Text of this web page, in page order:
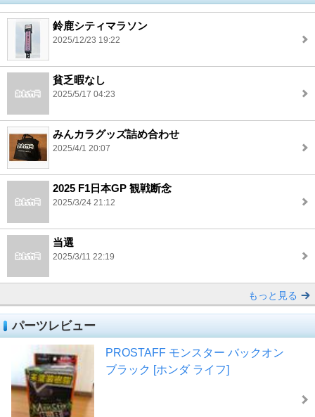
鈴鹿シティマラソン
2025/12/23 19:22
貧乏暇なし
2025/5/17 04:23
みんカラグッズ詰め合わせ
2025/4/1 20:07
2025 F1日本GP 観戦断念
2025/3/24 21:12
当選
2025/3/11 22:19
もっと見る
パーツレビュー
PROSTAFF モンスター バックオン
ブラック [ホンダ ライフ]